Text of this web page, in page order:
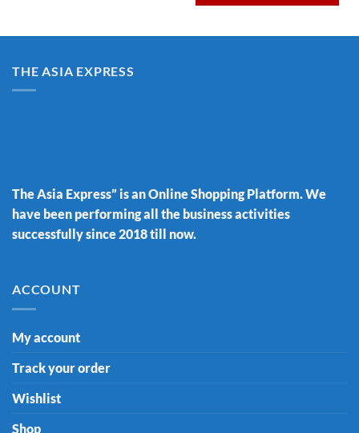
THE ASIA EXPRESS
The Asia Express” is an Online Shopping Platform. We
have been performing all the business activities
successfully since 2018 till now.
ACCOUNT
My account
Track your order
Wishlist
Shop